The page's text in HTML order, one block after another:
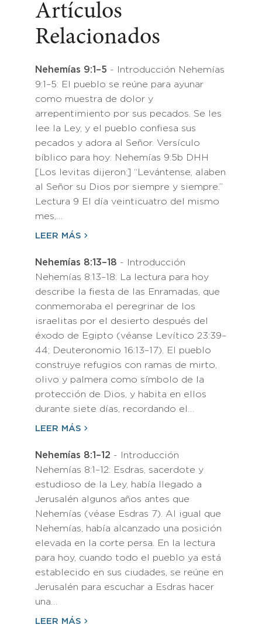
Artículos
Relacionados
Nehemías 9:1–5 - Introducción Nehemías
9:1–5: El pueblo se reúne para ayunar
como muestra de dolor y
arrepentimiento por sus pecados. Se les
lee la Ley, y el pueblo confiesa sus
pecados y adora al Señor. Versículo
bíblico para hoy: Nehemías 9:5b DHH
[Los levitas dijeron:] “Levántense, alaben
al Señor su Dios por siempre y siempre.”
Lectura 9 El día veinticuatro del mismo
mes,…
LEER MÁS
Nehemías 8:13–18 - Introducción
Nehemías 8:13–18: La lectura para hoy
describe la fiesta de las Enramadas, que
conmemoraba el peregrinar de los
israelitas por el desierto después del
éxodo de Egipto (véanse Levítico 23:39–
44; Deuteronomio 16:13–17). El pueblo
construye refugios con ramas de mirto,
olivo y palmera como símbolo de la
protección de Dios, y habita en ellos
durante siete días, recordando el…
LEER MÁS
Nehemías 8:1–12 - Introducción
Nehemías 8:1–12: Esdras, sacerdote y
estudioso de la Ley, había llegado a
Jerusalén algunos años antes que
Nehemías (véase Esdras 7). Al igual que
Nehemías, había alcanzado una posición
elevada en la corte persa. En la lectura
para hoy, cuando todo el pueblo ya está
establecido en sus ciudades, se reúne en
Jerusalén para escuchar a Esdras hacer
una…
LEER MÁS